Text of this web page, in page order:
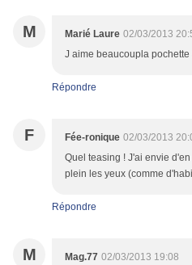
M Marié Laure 02/03/2013
J aime beaucoupla pochette
Répondre
F Fée-ronique 02/03/2013
Quel teasing ! J'ai envie
plein les yeux (comme
Répondre
M Mag.77 02/03/2013 19:08